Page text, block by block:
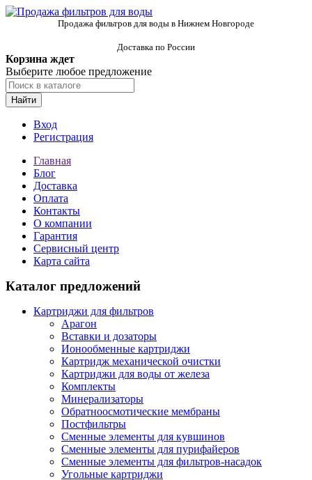
Продажа фильтров для воды в Нижнем Новгороде
Доставка по России
Корзина ждет
Выберите любое предложение
Найти
Вход
Регистрация
Главная
Блог
Доставка
Оплата
Контакты
О компании
Гарантия
Сервисный центр
Карта сайта
Каталог предложений
Картриджи для фильтров
Арагон
Вставки и дозаторы
Ионообменные картриджи
Картридж механической очистки
Картриджи для воды от железа
Комплекты
Минерализаторы
Обратноосмотические мембраны
Постфильтры
Сменные элементы для кувшинов
Сменные элементы для пурифайеров
Сменные элементы для фильтров-насадок
Угольные картриджи